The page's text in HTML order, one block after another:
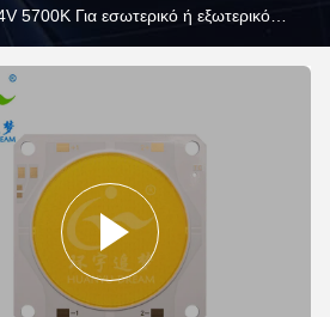
5700K Για εσωτερικό ή εξωτερικό